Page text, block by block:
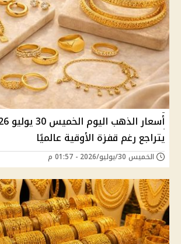
يتراجع رغم قفزة الأوقية عالميًا
الخميس 30/يوليو/2026 - 01:57 م